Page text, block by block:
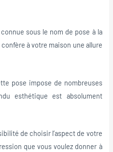
sous le nom de pose à la
à votre maison une allure
pose impose de nombreuses
esthétique est absolument
de choisir l’aspect de votre
que vous voulez donner à